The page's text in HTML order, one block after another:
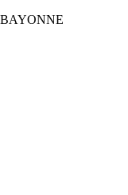
BAYONNE